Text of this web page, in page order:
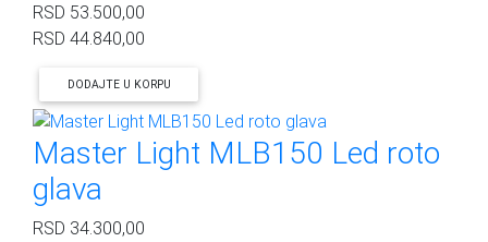
RSD 53.500,00
RSD 44.840,00
DODAJTE U KORPU
Master Light MLB150 Led roto
glava
RSD 34.300,00